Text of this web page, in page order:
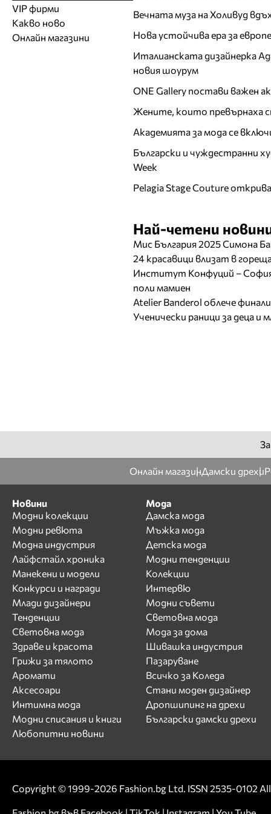
Вечната муза на Холивуд
Нова устойчива ера за
Италианската дизайнерка
новия шоурум
ONE Gallery постави важен
Жените, които превърнаха
Академията за мода се
Български и чуждестранни
Week
Pelagia Stage Couture
Най-четени
Мис България 2025 Симона
24 красавици влизат в
Институт Конфуций –
поли мамиен
Atelier Banderol облече
Ученически раници за деца и
Бански костюми
Модни дизайнери
Бутици
Обувки
Други аксесоари
Солариуми
Фитнес и здраве
Работа на ишлеме
CAD/CAM услуги
Модели
Образователни
Модни списания
Сватбени агенции
Магазини за дрехи
Магазини за обувки
Магазини за aксесоари
VIP фирми
Какво ново
Онлайн магазини
Онлайн магазинДамски дрехи
Новини
Модни колекции
Модни ревюта
Модна индустрия
Лайфстайл хроника
Манекени и модели
Конкурси и награди
Млади дизайнери
Тенденции
Световна мода
Здраве и красота
Грижи за тялото
Аромати
Аксесоари
Интимна мода
Модни списания и книги
Любопитни новини
Мода
Дамска мода
Мъжка мода
Детска мода
Модни тенденции
Колекции
Интервю
Модни съвети
Световна мода
Мода за дома
Шивашка индустрия
Пазаруване
Всичко за Коледа
Стани моден дизайнер
Дропшипинг на дрехи
Български дамски дрехи
Copyright © 1999-2026 Fashion.bg Ltd. ISSN 2535-0102